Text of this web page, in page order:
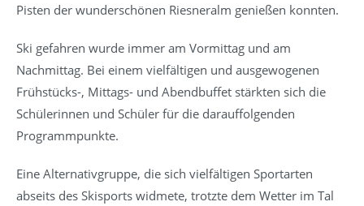
Pisten der wunderschönen Riesneralm genießen konnten.
Ski gefahren wurde immer am Vormittag und am
Nachmittag. Bei einem vielfältigen und ausgewogenen
Frühstücks-, Mittags- und Abendbuffet stärkten sich die
Schülerinnen und Schüler für die darauffolgenden
Programmpunkte.
Eine Alternativgruppe, die sich vielfältigen Sportarten
abseits des Skisports widmete, trotzte dem Wetter im Tal